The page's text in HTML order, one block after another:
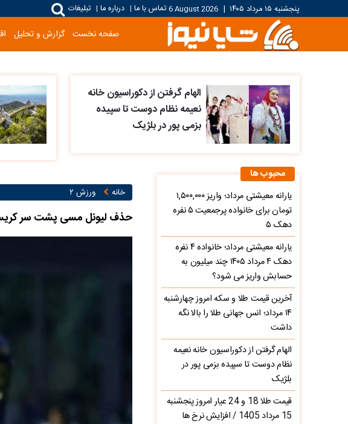
پنجشنبه ۱۵ مرداد ۱۴۰۵ |
6 August 2026تماس با ما | درباره ما | تبلیغات
صفحه نخست گزارش و تحلیل
الهام گرفتن از دکوراسیون خانه
نعیمه نظام دوست تا سپیده
بزمی پور در بلژیک
خانه ورزش ۲
حذف لیونل مسی پشت سر
محبوب ها
یارانه معیشتی مرداد؛ واریز ۱,۵۰۰,۰۰۰
تومان برای خانواده پرجمعیت ۵ نفره
دهک ۵
یارانه معیشتی مرداد؛ خانواده ۴ نفره
دهک ۴ مرداد ۱۴۰۵ چند میلیون به
حسابش واریز می شود؟
آخرین قیمت طلا و سکه امروز چهارشنبه
۱۴ مرداد؛ انس جهانی طلا را بالا نگه
داشت
الهام گرفتن از دکوراسیون خانه نعیمه
نظام دوست تا سپیده بزمی پور در
بلژیک
قیمت طلا 18 و 24 عیار امروز پنجشنبه
15 مرداد 1405 / افزایش نرخ ها